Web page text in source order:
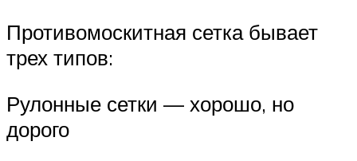
Противомоскитная сетка бывает
трех типов:
Рулонные сетки — хорошо, но
дорого